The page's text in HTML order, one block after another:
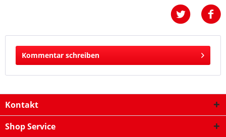
Kommentar schreiben
Kontakt
Shop Service